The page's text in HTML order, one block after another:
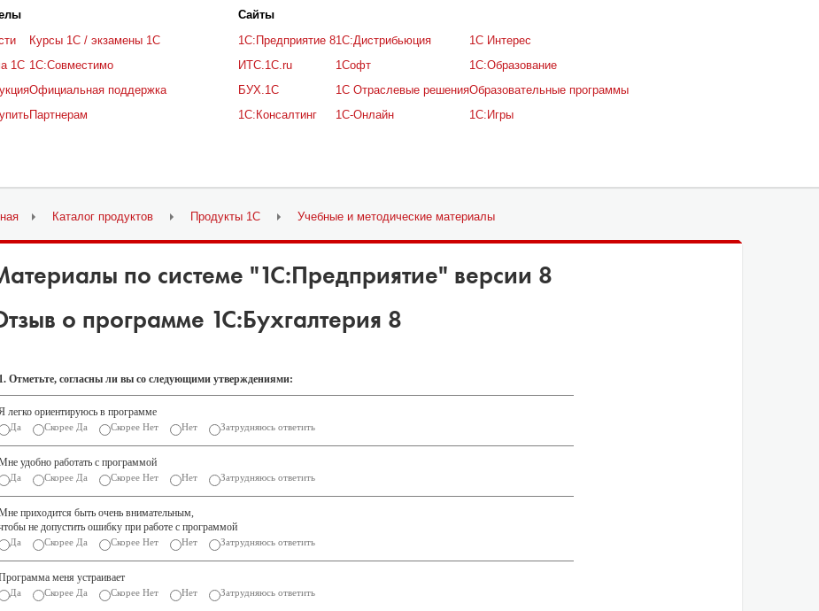
1С
Курсы 1С / экзамены 1С
1С:Совместимо
Официальная поддержка
Партнерам
Cайты
1С:Предприятие 8
ИТС.1C.ru
БУХ.1С
1С:Консалтинг
1С:Дистрибьюция
1Софт
1С Отраслевые решения
1С-Онлайн
1С Интерес
1С:Образование
Образовательные программы
1С:Игры
Каталог продуктов Продукты 1C Учебные и методические материалы
по системе "1С:Предприятие" версии 8
о программе 1С:Бухгалтерия 8
1. Отметьте, согласны ли вы со следующими утверждениями:
легко ориентируюсь в программе
Да Скорее Да Скорее Нет Нет Затрудняюсь ответить
удобно работать с программой
Да Скорее Да Скорее Нет Нет Затрудняюсь ответить
приходится быть очень внимательным,
не допустить ошибку при работе с программой
Да Скорее Да Скорее Нет Нет Затрудняюсь ответить
меня устраивает
Да Скорее Да Скорее Нет Нет Затрудняюсь ответить